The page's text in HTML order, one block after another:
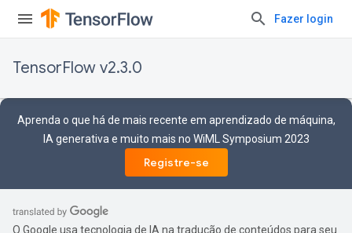
Fazer login
TensorFlow v2.3.0
Aprenda o que há de mais recente em aprendizado de máquina,
IA generativa e muito mais no WiML Symposium 2023
Registre-se
O Google usa tecnologia de IA na tradução de conteúdos para seu